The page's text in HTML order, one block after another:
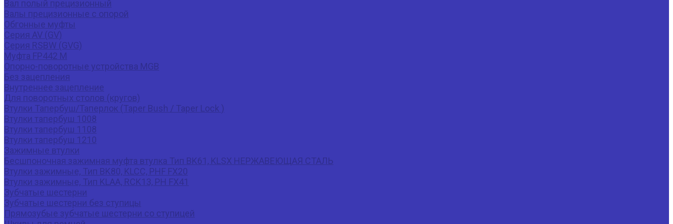
Вал полый прецизионный
Валы прецизионные с опорой
Обгонные муфты
Серия AV (GV)
Серия RSBW (GVG)
Муфта FP442 M
Опорно-поворотные устройства MGB
Без зацепления
Внутреннее зацепление
Для поворотных столов (кругов)
Втулки Тапербуш/Таперлок (Taper Bush / Taper Lock )
Втулки тапербуш 1008
Втулки тапербуш 1108
Втулки тапербуш 1210
Зажимные втулки
Бесшпоночная зажимная муфта втулка Тип BK61, KLSX НЕРЖАВЕЮЩАЯ СТАЛЬ
Втулки зажимные, Тип BK80, KLCC, PHF FX20
Втулки зажимные, Тип KLAA, RCK13, PH FX41
Зубчатые шестерни
Зубчатые шестерни без ступицы
Прямозубые зубчатые шестерни со ступицей